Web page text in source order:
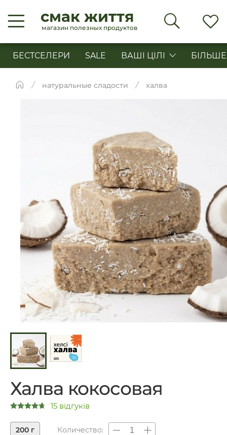
смак життя
магазин полезных продуктов
БЕСТСЕЛЕРИ SALE ВАШІ ЦІЛІ БІЛЬШЕ
натуральные сладости халва
Халва кокосовая
15 відгуків
200 г Количество: